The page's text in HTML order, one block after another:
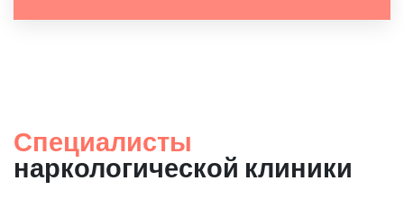
Специалисты
наркологической клиники